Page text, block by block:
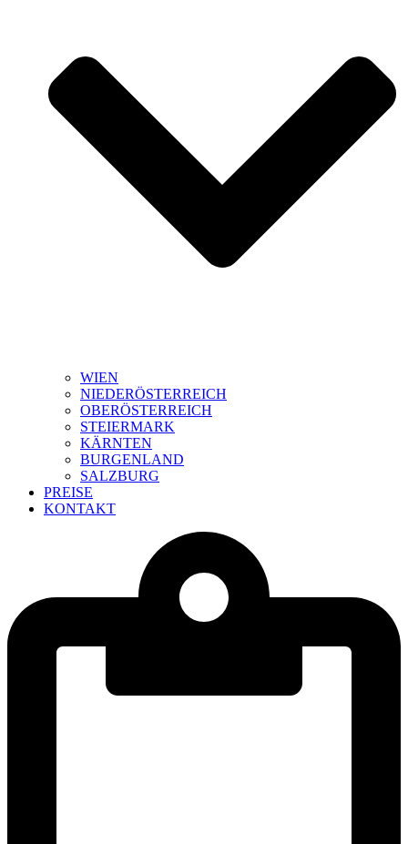
WIEN
NIEDERÖSTERREICH
OBERÖSTERREICH
STEIERMARK
KÄRNTEN
BURGENLAND
SALZBURG
PREISE
KONTAKT